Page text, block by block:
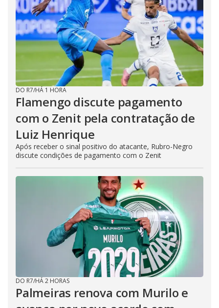
DO R7/HÁ 1 HORA
Flamengo discute pagamento
com o Zenit pela contratação de
Luiz Henrique
Após receber o sinal positivo do atacante, Rubro-Negro
discute condições de pagamento com o Zenit
DO R7/HÁ 2 HORAS
Palmeiras renova com Murilo e